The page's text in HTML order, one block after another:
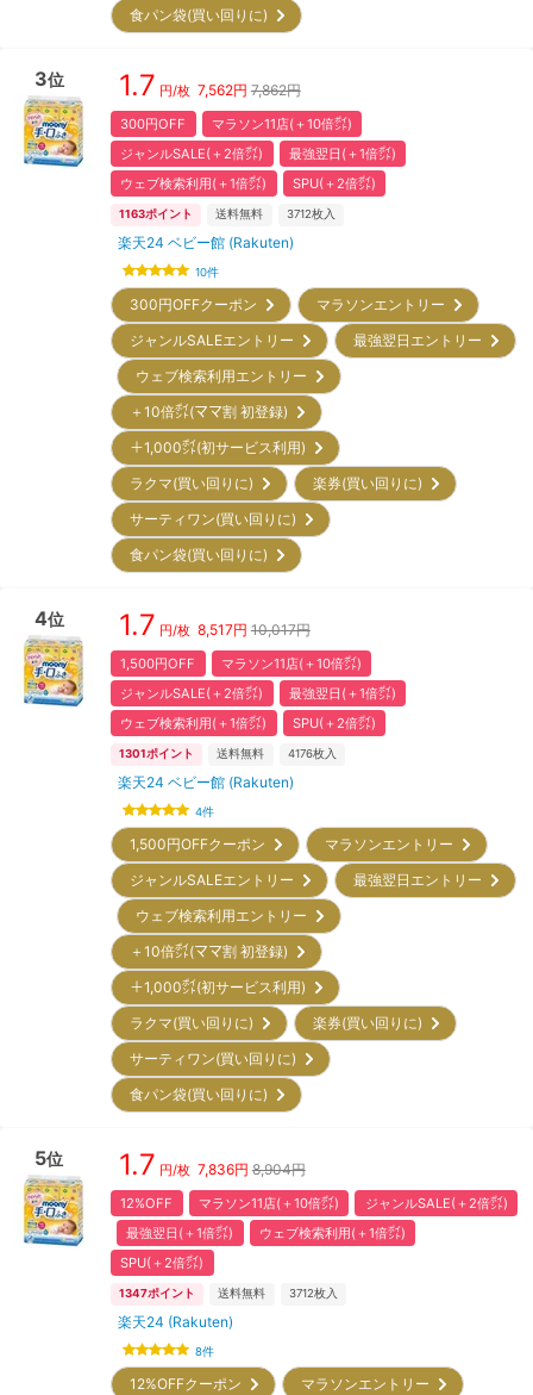
食パン袋(買い回りに)
3位 1.7 円/枚 7,562円 7,862円
300円OFF
マラソン11店(＋10倍㌽)
ジャンルSALE(＋2倍㌽)
最強翌日(＋1倍㌽)
ウェブ検索利用(＋1倍㌽)
SPU(＋2倍㌽)
1163ポイント 送料無料 3712枚入
楽天24 ベビー館 (Rakuten)
10件
300円OFFクーポン
マラソンエントリー
ジャンルSALEエントリー
最強翌日エントリー
ウェブ検索利用エントリー
＋10倍㌽(ママ割 初登録)
＋1,000㌽(初サービス利用)
ラクマ(買い回りに)
楽券(買い回りに)
サーティワン(買い回りに)
食パン袋(買い回りに)
4位 1.7 円/枚 8,517円 10,017円
1,500円OFF
マラソン11店(＋10倍㌽)
ジャンルSALE(＋2倍㌽)
最強翌日(＋1倍㌽)
ウェブ検索利用(＋1倍㌽)
SPU(＋2倍㌽)
1301ポイント 送料無料 4176枚入
楽天24 ベビー館 (Rakuten)
4件
1,500円OFFクーポン
マラソンエントリー
ジャンルSALEエントリー
最強翌日エントリー
ウェブ検索利用エントリー
＋10倍㌽(ママ割 初登録)
＋1,000㌽(初サービス利用)
ラクマ(買い回りに)
楽券(買い回りに)
サーティワン(買い回りに)
食パン袋(買い回りに)
5位 1.7 円/枚 7,836円 8,904円
12%OFF マラソン11店(＋10倍㌽)
ジャンルSALE(＋2倍㌽)
最強翌日(＋1倍㌽)
ウェブ検索利用(＋1倍㌽)
SPU(＋2倍㌽)
1347ポイント 送料無料 3712枚入
楽天24 (Rakuten)
8件
12%OFFクーポン
マラソンエントリー